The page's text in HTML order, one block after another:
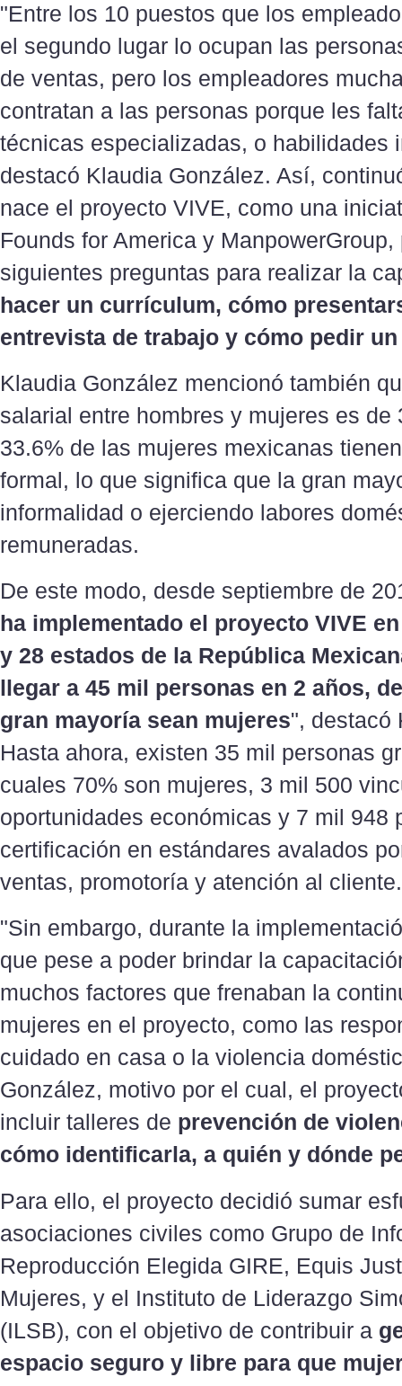
"Entre los 10 puestos que los
el segundo lugar lo ocupan las
de ventas, pero los empleadores
contratan a las personas porque les
técnicas especializadas, o habilidades
destacó Klaudia González. Así,
nace el proyecto VIVE, como una
Founds for America y
siguientes preguntas para realizar la
hacer un currículum, cómo
entrevista de trabajo y cómo pedir
Klaudia González mencionó también
salarial entre hombres y mujeres es de
33.6% de las mujeres mexicanas
formal, lo que significa que la gran
informalidad o ejerciendo labores
remuneradas.
De este modo, desde septiembre de
ha implementado el proyecto VIVE
y 28 estados de la República
llegar a 45 mil personas en 2 años,
gran mayoría sean mujeres", destacó
Hasta ahora, existen 35 mil personas
cuales 70% son mujeres, 3 mil 500
oportunidades económicas y 7 mil 948
certificación en estándares avalados
ventas, promotoría y atención al cliente.
"Sin embargo, durante la
que pese a poder brindar la
muchos factores que frenaban la
mujeres en el proyecto, como las
cuidado en casa o la violencia
González, motivo por el cual, el
incluir talleres de prevención de
cómo identificarla, a quién y dónde
Para ello, el proyecto decidió sumar
asociaciones civiles como Grupo de
Reproducción Elegida GIRE, Equis
Mujeres, y el Instituto de Liderazgo
(ILSB), con el objetivo de contribuir a
espacio seguro y libre para que